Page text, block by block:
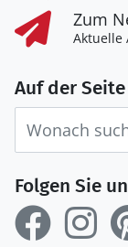
Zum
Aktuelle
Auf der
Folgen Sie